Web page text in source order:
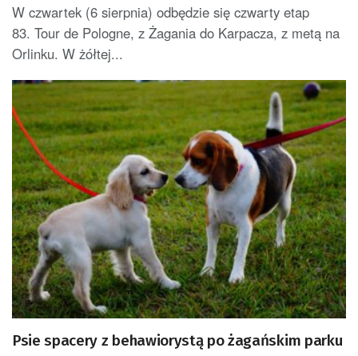
W czwartek (6 sierpnia) odbędzie się czwarty etap
83. Tour de Pologne, z Żagania do Karpacza, z metą na
Orlinku. W żółtej...
Psie spacery z behawiorystą po żagańskim parku